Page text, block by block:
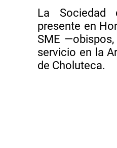
La Sociedad
presente en
SME
servicio en la
de Choluteca.